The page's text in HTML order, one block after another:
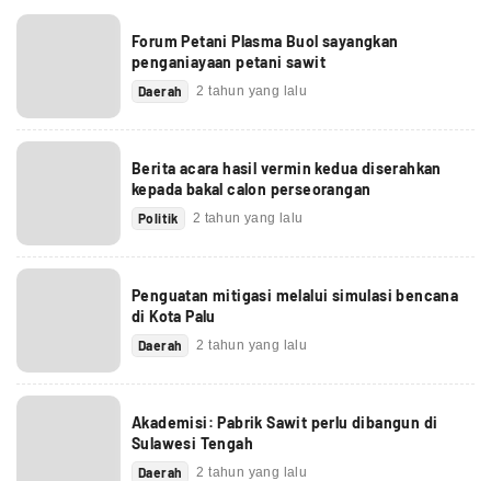
Forum Petani Plasma Buol sayangkan
penganiayaan petani sawit
Daerah 2 tahun yang lalu
Berita acara hasil vermin kedua diserahkan
kepada bakal calon perseorangan
Politik 2 tahun yang lalu
Penguatan mitigasi melalui simulasi bencana
di Kota Palu
Daerah 2 tahun yang lalu
Akademisi: Pabrik Sawit perlu dibangun di
Sulawesi Tengah
Daerah 2 tahun yang lalu